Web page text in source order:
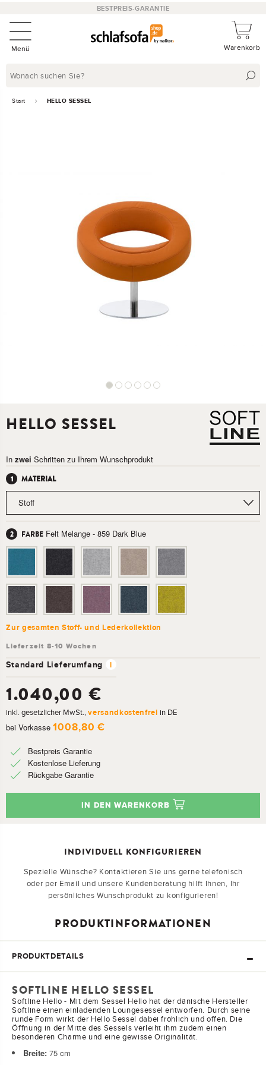
BESTPREIS-GARANTIE
Menü Warenkorb
Start HELLO SESSEL
HELLO SESSEL
Inzwei Schritten zu Ihrem Wunschprodukt
MATERIAL
FARBE Felt Melange - 859 Dark Blue
Zur gesamten Stoff- und Lederkollektion
Standard Lieferumfang i
1.040,00 €
inkl. gesetzlicher MwSt.,versandkostenfrei in DE
bei Vorkasse 1008,80 €
Bestpreis Garantie
Kostenlose Lieferung
Rückgabe Garantie
IN DEN WARENKORB
INDIVIDUELL KONFIGURIEREN
Spezielle Wünsche? Kontaktieren Sie uns gerne telefonisch
oder per Email und unsere Kundenberatung hilft Ihnen, Ihr
persönliches Wunschprodukt zu konfigurieren!
PRODUKTINFORMATIONEN
PRODUKTDETAILS
SOFTLINE HELLO SESSEL
Softline Hello - Mit dem Sessel Hello hat der dänische Hersteller
Softline einen einladenden Loungesessel entworfen. Durch seine
runde Form wirkt der Hello Sessel dabei fröhlich und offen. Die
Öffnung in der Mitte des Sessels verleiht ihm zudem einen
besonderen Charme und eine gewisse Originalität.
Breite: 75 cm